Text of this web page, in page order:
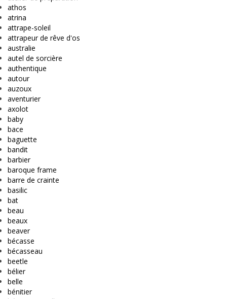
athos
atrina
attrape-soleil
attrapeur de rêve d'os
australie
autel de sorcière
authentique
autour
auzoux
aventurier
axolot
baby
bace
baguette
bandit
barbier
baroque frame
barre de crainte
basilic
bat
beau
beaux
beaver
bécasse
bécasseau
beetle
bélier
belle
bénitier